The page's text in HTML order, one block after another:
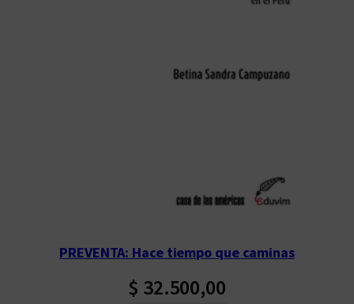
PREVENTA: Hace tiempo que caminas
$ 32.500,00